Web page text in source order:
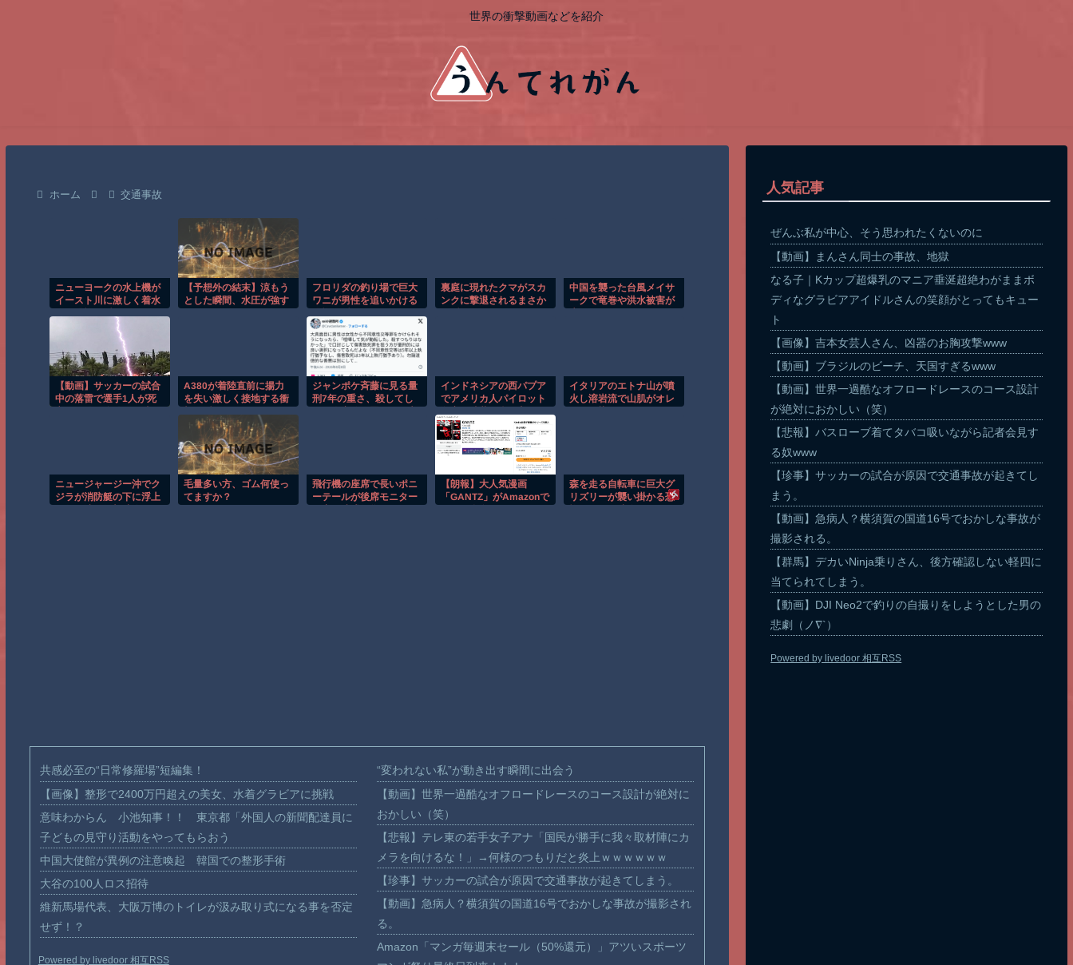
世界の衝撃動画などを紹介
ホーム 交通事故
ニューヨークの水上機が
イースト川に激しく着水
【予想外の結末】涼もう
とした瞬間、水圧が強す
フロリダの釣り場で巨大
ワニが男性を追いかける
裏庭に現れたクマがスカ
ンクに撃退されるまさか
中国を襲った台風メイサ
ークで竜巻や洪水被害が
【動画】サッカーの試合
中の落雷で選手1人が死
A380が着陸直前に揚力
を失い激しく接地する衝
ジャンポケ斉藤に見る量
刑7年の重さ、殺してし
インドネシアの西パプア
でアメリカ人パイロット
イタリアのエトナ山が噴
火し溶岩流で山肌がオレ
ニュージャージー沖でク
ジラが消防艇の下に浮上
毛量多い方、ゴム何使っ
てますか？
飛行機の座席で長いポニ
ーテールが後席モニター
【朗報】大人気漫画
「GANTZ」がAmazonで
森を走る自転車に巨大グ
リズリーが襲い掛かる恐
共感必至の“日常修羅場”短編集！
【画像】整形で2400万円超えの美女、水着グラビアに挑戦
意味わからん 小池知事！！ 東京都「外国人の新聞配達員に
子どもの見守り活動をやってもらおう
中国大使館が異例の注意喚起 韓国での整形手術
大谷の100人ロス招待
維新馬場代表、大阪万博のトイレが汲み取り式になる事を否定
せず！？
Powered by livedoor 相互RSS
“変われない私”が動き出す瞬間に出会う
【動画】世界一過酷なオフロードレースのコース設計が絶対に
おかしい（笑）
【悲報】テレ東の若手女子アナ「国民が勝手に我々取材陣にカ
メラを向けるな！」→何様のつもりだと炎上ｗｗｗｗｗｗ
【珍事】サッカーの試合が原因で交通事故が起きてしまう。
【動画】急病人？横須賀の国道16号でおかしな事故が撮影され
る。
Amazon「マンガ毎週末セール（50%還元）」アツいスポーツ
人気記事
ぜんぶ私が中心、そう思われたくないのに
【動画】まんさん同士の事故、地獄
なる子｜Kカップ超爆乳のマニア垂涎超絶わがままボ
ディなグラビアアイドルさんの笑顔がとってもキュー
ト
【画像】吉本女芸人さん、凶器のお胸攻撃www
【動画】ブラジルのビーチ、天国すぎるwww
【動画】世界一過酷なオフロードレースのコース設計
が絶対におかしい（笑）
【悲報】バスローブ着てタバコ吸いながら記者会見す
る奴www
【珍事】サッカーの試合が原因で交通事故が起きてし
まう。
【動画】急病人？横須賀の国道16号でおかしな事故が
撮影される。
【群馬】デカいNinja乗りさん、後方確認しない軽四に
当てられてしまう。
【動画】DJI Neo2で釣りの自撮りをしようとした男の
悲劇（ノ∇`）
Powered by livedoor 相互RSS